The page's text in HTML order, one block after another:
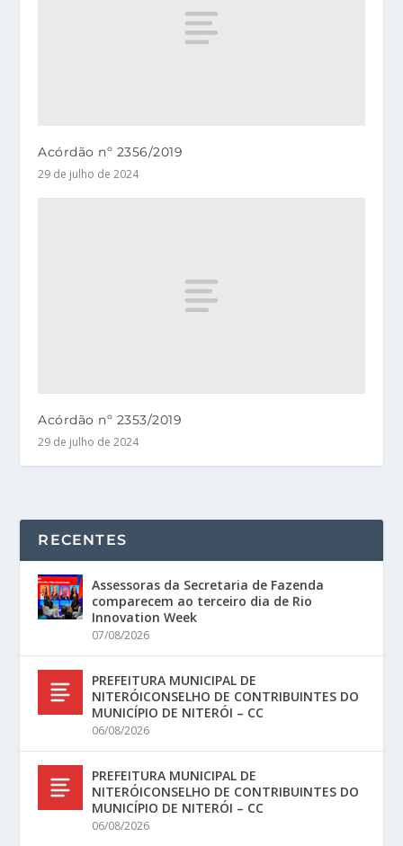
Acórdão nº 2356/2019
29 de julho de 2024
Acórdão nº 2353/2019
29 de julho de 2024
RECENTES
Assessoras da Secretaria de Fazenda
comparecem ao terceiro dia de Rio
Innovation Week
07/08/2026
PREFEITURA MUNICIPAL DE
NITERÓICONSELHO DE CONTRIBUINTES DO
MUNICÍPIO DE NITERÓI – CC
06/08/2026
PREFEITURA MUNICIPAL DE
NITERÓICONSELHO DE CONTRIBUINTES DO
MUNICÍPIO DE NITERÓI – CC
06/08/2026